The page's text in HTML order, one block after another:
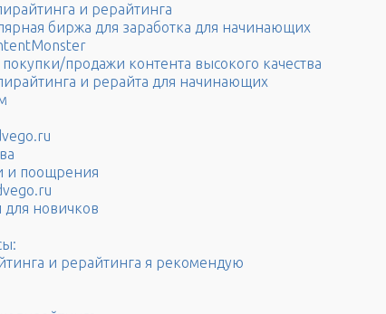
и рерайтинга
биржа для заработка для начинающих
продажи контента высокого качества
и рерайта для начинающих
и поощрения
новичков
и рерайтинга я рекомендую